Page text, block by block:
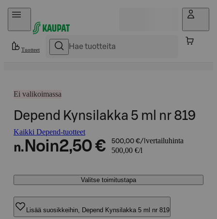
Hyppää sisältöön
Tuotteet
Ei valikoimassa
Depend Kynsilakka 5 ml nr 819
Kaikki Depend-tuotteet
n. Noin2,50 € 500,00 €/l vertailuhinta
500,00 €/l
Valitse toimitustapa
Lisää suosikkeihin, Depend Kynsilakka 5 ml nr 819